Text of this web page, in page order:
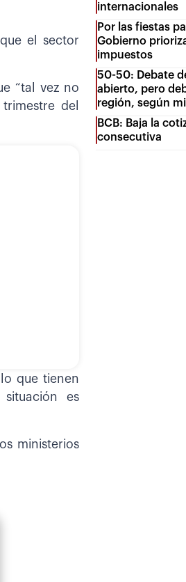
el sector
“tal vez no
del
que tienen
es
ministerios
internacionales
Por las fiestas
Gobierno
impuestos
50-50: Debate
abierto, pero
región, según
BCB: Baja la
consecutiva